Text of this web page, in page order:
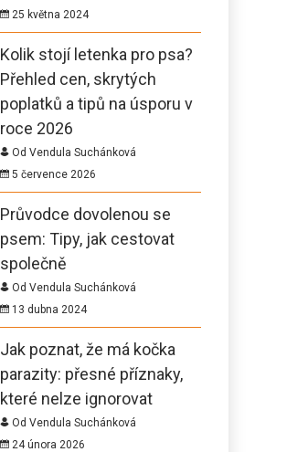
25 května 2024
Kolik stojí letenka pro psa?
Přehled cen, skrytých
poplatků a tipů na úsporu v
roce 2026
Od Vendula Suchánková
5 července 2026
Průvodce dovolenou se
psem: Tipy, jak cestovat
společně
Od Vendula Suchánková
13 dubna 2024
Jak poznat, že má kočka
parazity: přesné příznaky,
které nelze ignorovat
Od Vendula Suchánková
24 února 2026